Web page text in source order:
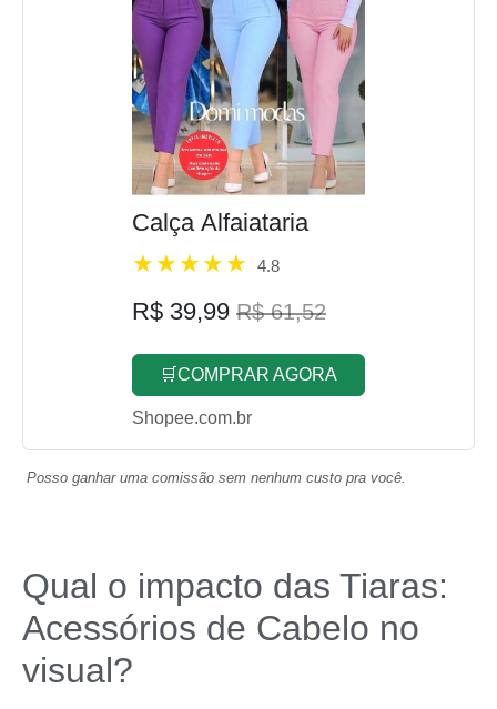
Calça Alfaiataria
4.8
R$ 39,99 R$ 61,52
🛒COMPRAR AGORA
Shopee.com.br
Posso ganhar uma comissão sem nenhum custo pra você.
Qual o impacto das Tiaras:
Acessórios de Cabelo no
visual?